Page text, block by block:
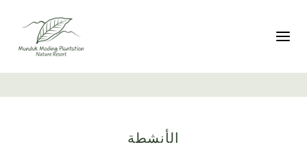
تبديل التنقل
الأنشطة